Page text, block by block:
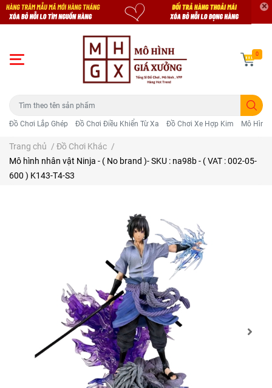
Đồ Chơi Lắp Ghép Đồ Chơi Điều Khiển Từ Xa Đồ Chơi Xe Hợp Kim Mô Hình
0
Trang chủ / Đồ Chơi Khác /
Mô hình nhân vật Ninja - ( No brand )- SKU : na98b - ( VAT : 002-05-
600 ) K143-T4-S3